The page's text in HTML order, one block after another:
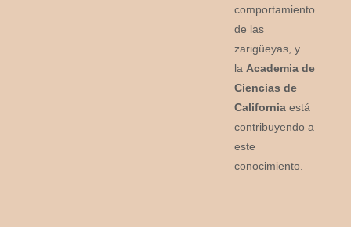
comportamiento
de las
zarigüeyas, y
la Academia de
Ciencias de
California está
contribuyendo a
este
conocimiento.